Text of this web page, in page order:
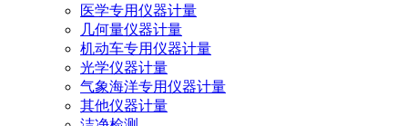
医学专用仪器计量
几何量仪器计量
机动车专用仪器计量
光学仪器计量
气象海洋专用仪器计量
其他仪器计量